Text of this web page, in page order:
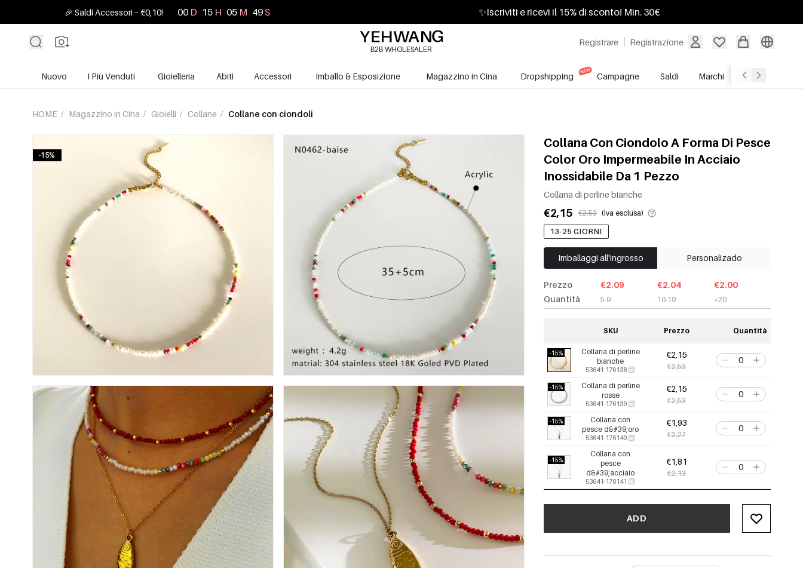
🎉 Saldi Accessori – €0,10! 00 D 15 H 05 M 47S ✨Iscriviti e ricevi il 15% di sconto! Min. 30€
Registrare Registrazione
B2B WHOLESALER
Nuovo I Più Venduti Gioielleria Abiti Accessori Imballo & Esposizione Magazzino in Cina Dropshipping Campagne Saldi Marchi Servizio
HOME / Magazzino in Cina / Gioielli / Collane / Collane con ciondoli
-15%
Collana Con Ciondolo A Forma Di Pesce
Color Oro Impermeabile In Acciaio
Inossidabile Da 1 Pezzo
Collana di perline bianche
€2,15 €2,53 (Iva esclusa)
13-25 GIORNI
Imballaggi all'ingrosso Personalizado
Prezzo
Quantità
€2.09
5-9
€2.04
10-19
€2.00
≥20
SKU Prezzo Quantità
-15%
Collana di perline
bianche
53641-176138
€2,15
€2,53
-15%
Collana di perline
rosse
53641-176139
€2,15
€2,53
-15%
Collana con
pesce d&#39;oro
53641-176140
€1,93
€2,27
-15%
Collana con
pesce
d&#39;acciaio
53641-176141
€1,81
€2,13
ADD